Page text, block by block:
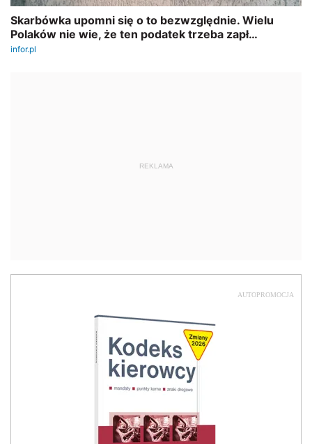
REKLAMA
AUTOPROMOCJA